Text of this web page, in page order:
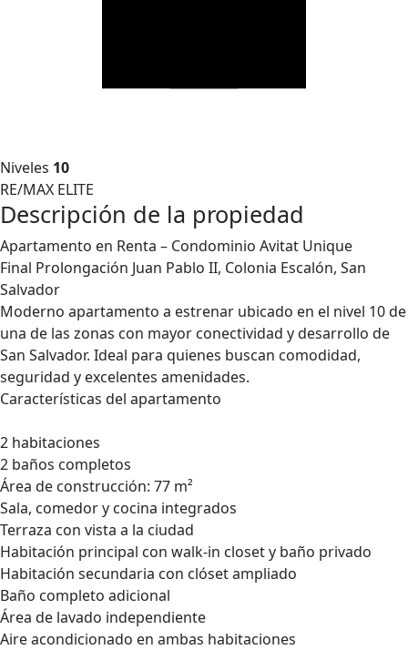
Niveles 10
RE/MAX ELITE
Descripción de la propiedad
Apartamento en Renta – Condominio Avitat Unique
Final Prolongación Juan Pablo II, Colonia Escalón, San
Salvador
Moderno apartamento a estrenar ubicado en el nivel 10 de
una de las zonas con mayor conectividad y desarrollo de
San Salvador. Ideal para quienes buscan comodidad,
seguridad y excelentes amenidades.
Características del apartamento
2 habitaciones
2 baños completos
Área de construcción: 77 m²
Sala, comedor y cocina integrados
Terraza con vista a la ciudad
Habitación principal con walk-in closet y baño privado
Habitación secundaria con clóset ampliado
Baño completo adicional
Área de lavado independiente
Aire acondicionado en ambas habitaciones